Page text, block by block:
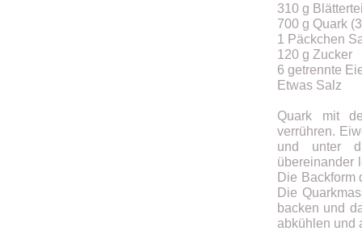
310 g
700 g Quark
1 Päckchen
120 g Zucker
6 getrennte
Etwas Salz
Quark mit
verrühren.
und unter
übereinander
Die Backform
Die
backen und
abkühlen und